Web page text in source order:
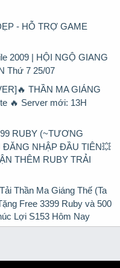
- HỖ TRỢ GAME
2009 | HỘI NGỘ GIANG
Thứ 7 25/07
THẦN MA GIÁNG
🔥 Server mới: 13H
RUBY (~TƯƠNG
NHẬP ĐẦU TIÊN💥
THÊM RUBY TRẢI
Thần Ma Giáng Thế (Ta
Free 3399 Ruby và 500
Lợi S153 Hôm Nay